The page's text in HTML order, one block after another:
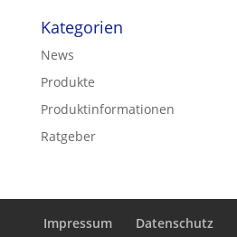
Kategorien
News
Produkte
Produktinformationen
Ratgeber
Impressum Datenschutz